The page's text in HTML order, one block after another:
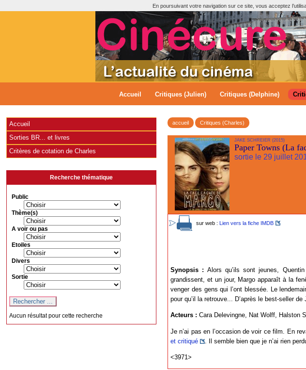
En poursuivant votre navigation sur ce site, vous acceptez
Accueil Critiques (Julien) Critiques (Delphine)
accueil Critiques (Charles)
JAKE SCHREIER (2015)
Paper Towns (La
sortie le 29 juillet
sur web : Lien vers la fiche IMDB
Synopsis : Alors qu’ils sont jeunes,
grandissent, et un jour, Margo apparaît à la
venger des gens qui l’ont blessée. Le
pour qu’il la retrouve... D’après le best-seller de
Acteurs : Cara Delevingne, Nat Wolff, Halston
Je n’ai pas en l’occasion de voir ce film. En
et critiqué
. Il semble bien que je n’ai rien
<3971>
Accueil
Sorties BR... et livres
Critères de cotation de Charles
Recherche thématique
Public
Thème(s)
A voir ou pas
Etoiles
Divers
Sortie
Aucun résultat pour cette recherche